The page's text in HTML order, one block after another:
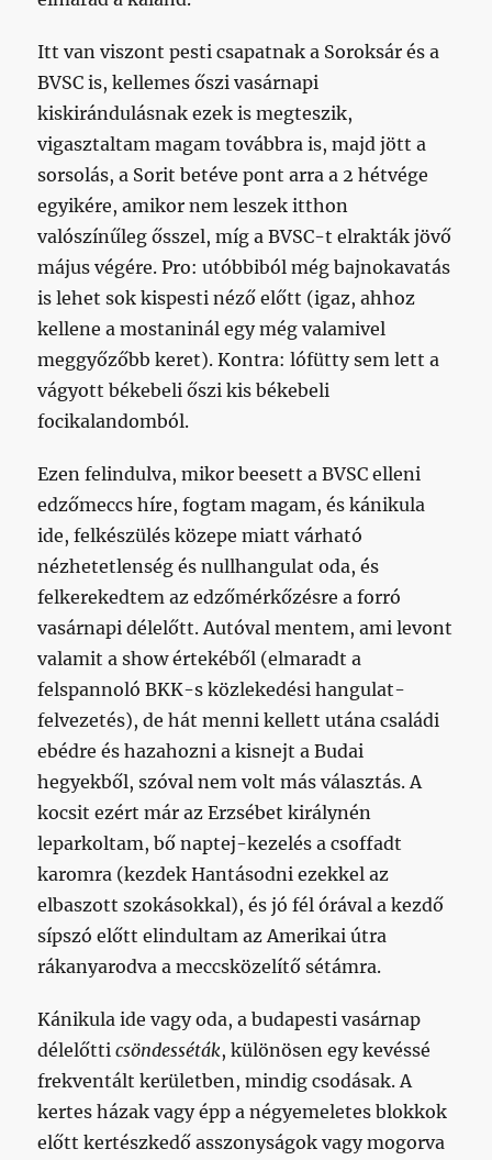
Itt van viszont pesti csapatnak a Soroksár és a
BVSC is, kellemes őszi vasárnapi
kiskirándulásnak ezek is megteszik,
vigasztaltam magam továbbra is, majd jött a
sorsolás, a Sorit betéve pont arra a 2 hétvége
egyikére, amikor nem leszek itthon
valószínűleg ősszel, míg a BVSC-t elrakták jövő
május végére. Pro: utóbbiból még bajnokavatás
is lehet sok kispesti néző előtt (igaz, ahhoz
kellene a mostaninál egy még valamivel
meggyőzőbb keret). Kontra: lófütty sem lett a
vágyott békebeli őszi kis békebeli
focikalandomból.
Ezen felindulva, mikor beesett a BVSC elleni
edzőmeccs híre, fogtam magam, és kánikula
ide, felkészülés közepe miatt várható
nézhetetlenség és nullhangulat oda, és
felkerekedtem az edzőmérkőzésre a forró
vasárnapi délelőtt. Autóval mentem, ami levont
valamit a show értekéből (elmaradt a
felspannoló BKK-s közlekedési hangulat-
felvezetés), de hát menni kellett utána családi
ebédre és hazahozni a kisnejt a Budai
hegyekből, szóval nem volt más választás. A
kocsit ezért már az Erzsébet királynén
leparkoltam, bő naptej-kezelés a csoffadt
karomra (kezdek Hantásodni ezekkel az
elbaszott szokásokkal), és jó fél órával a kezdő
sípszó előtt elindultam az Amerikai útra
rákanyarodva a meccsközelítő sétámra.
Kánikula ide vagy oda, a budapesti vasárnap
délelőtticsöndesséták, különösen egy kevéssé
frekventált kerületben, mindig csodásak. A
kertes házak vagy épp a négyemeletes blokkok
előtt kertészkedő asszonyságok vagy mogorva